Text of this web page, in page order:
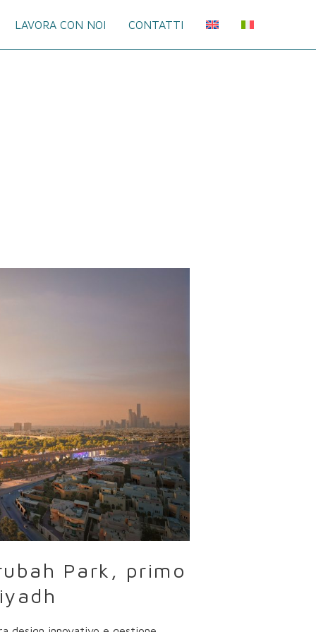
LAVORA CON NOI CONTATTI
Park, primo